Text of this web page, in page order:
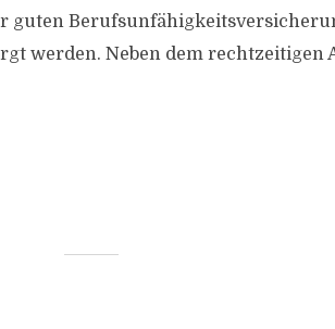
guten
werden. Neben dem rechtzeitigen